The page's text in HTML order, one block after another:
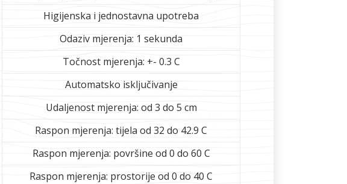
Higijenska i jednostavna upotreba
Odaziv mjerenja: 1 sekunda
Točnost mjerenja: +- 0.3 C
Automatsko isključivanje
Udaljenost mjerenja: od 3 do 5 cm
Raspon mjerenja: tijela od 32 do 42.9 C
Raspon mjerenja: površine od 0 do 60 C
Raspon mjerenja: prostorije od 0 do 40 C